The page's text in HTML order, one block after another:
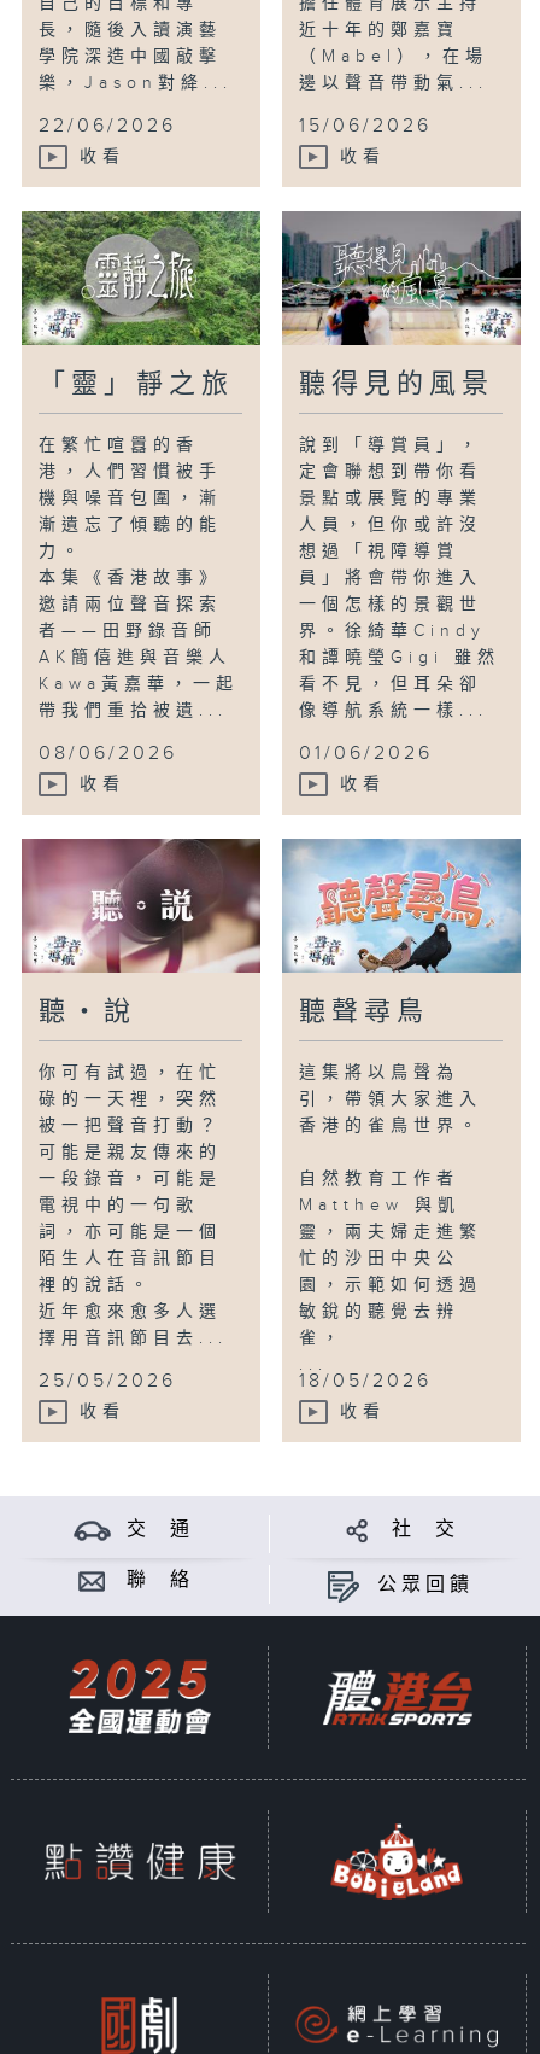
長，隨後入讀演藝
學院深造中國敲擊
樂，Jason對絳...
22/06/2026
收看
近十年的鄭嘉寶
（Mabel），在場
邊以聲音帶動氣...
15/06/2026
收看
「靈」靜之旅
在繁忙喧囂的香
港，人們習慣被手
機與噪音包圍，漸
漸遺忘了傾聽的能
力。
本集《香港故事》
邀請兩位聲音探索
者——田野錄音師
AK簡僖進與音樂人
Kawa黃嘉華，一起
帶我們重拾被遺...
08/06/2026
收看
聽得見的風景
說到「導賞員」，
定會聯想到帶你看
景點或展覽的專業
人員，但你或許沒
想過「視障導賞
員」將會帶你進入
一個怎樣的景觀世
界。徐綺華Cindy
和譚曉瑩Gigi 雖然
看不見，但耳朵卻
像導航系統一樣...
01/06/2026
收看
聽・說
你可有試過，在忙
碌的一天裡，突然
被一把聲音打動？
可能是親友傳來的
一段錄音，可能是
電視中的一句歌
詞，亦可能是一個
陌生人在音訊節目
裡的說話。
近年愈來愈多人選
擇用音訊節目去...
25/05/2026
收看
聽聲尋鳥
這集將以鳥聲為
引，帶領大家進入
香港的雀鳥世界。
自然教育工作者
Matthew 與凱
靈，兩夫婦走進繁
忙的沙田中央公
園，示範如何透過
敏銳的聽覺去辨
雀，
...
18/05/2026
收看
交 通 社 交
聯 絡 公眾回饋